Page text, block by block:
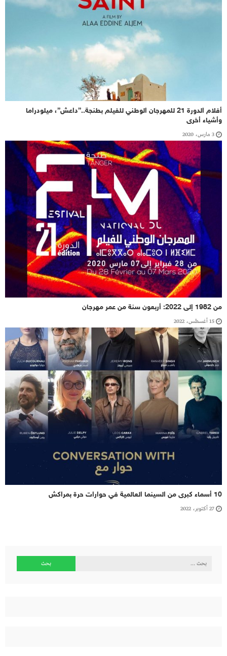
أفلام الدورة 21 للمهرجان الوطني للفيلم بطنجة..”داعش”، ميلودراما
وأشياء أخرى
3 مارس، 2020
من 1982 إلى 2022: أربعون سنة من عمر مهرجان
15 أغسطس، 2022
10 أسماء كبرى من السينما العالمية في حوارات حرة بمراكش
27 أكتوبر، 2022
البحث